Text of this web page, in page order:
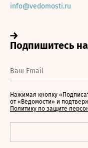
info@vedomosti.ru
Нажимая кнопку
от «Ведомости» и
Политику по защите